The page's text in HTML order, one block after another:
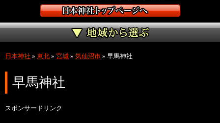
日本神社 » 東北 » 宮城 » 気仙沼市 » 早馬神社
早馬神社
スポンサードリンク